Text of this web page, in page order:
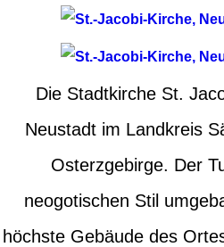
Die Stadtkirche St.
Neustadt im Landkreis
Osterzgebirge. Der
neogotischen Stil
höchste Gebäude des